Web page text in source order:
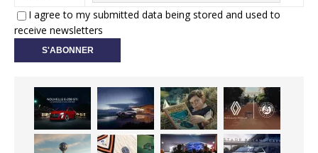
I agree to my submitted data being stored and used to
receive newsletters